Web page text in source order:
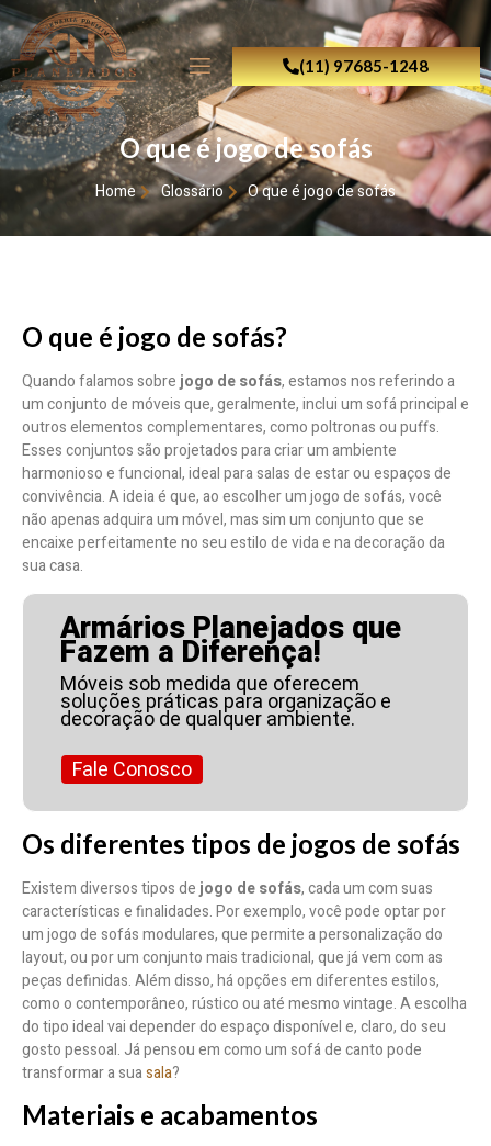
(11) 97685-1248
O que é jogo de sofás
Home Glossário O que é jogo de sofás
O que é jogo de sofás?
Quando falamos sobre jogo de sofás, estamos nos referindo a
um conjunto de móveis que, geralmente, inclui um sofá principal e
outros elementos complementares, como poltronas ou puffs.
Esses conjuntos são projetados para criar um ambiente
harmonioso e funcional, ideal para salas de estar ou espaços de
convivência. A ideia é que, ao escolher um jogo de sofás, você
não apenas adquira um móvel, mas sim um conjunto que se
encaixe perfeitamente no seu estilo de vida e na decoração da
sua casa.
Armários Planejados que
Fazem a Diferença!
Móveis sob medida que oferecem
soluções práticas para organização e
decoração de qualquer ambiente.
Fale Conosco
Os diferentes tipos de jogos de sofás
Existem diversos tipos de jogo de sofás, cada um com suas
características e finalidades. Por exemplo, você pode optar por
um jogo de sofás modulares, que permite a personalização do
layout, ou por um conjunto mais tradicional, que já vem com as
peças definidas. Além disso, há opções em diferentes estilos,
como o contemporâneo, rústico ou até mesmo vintage. A escolha
do tipo ideal vai depender do espaço disponível e, claro, do seu
gosto pessoal. Já pensou em como um sofá de canto pode
transformar a suasala?
Materiais e acabamentos